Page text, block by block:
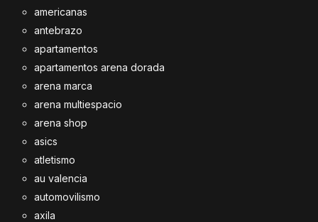
americanas
antebrazo
apartamentos
apartamentos arena dorada
arena marca
arena multiespacio
arena shop
asics
atletismo
au valencia
automovilismo
axila